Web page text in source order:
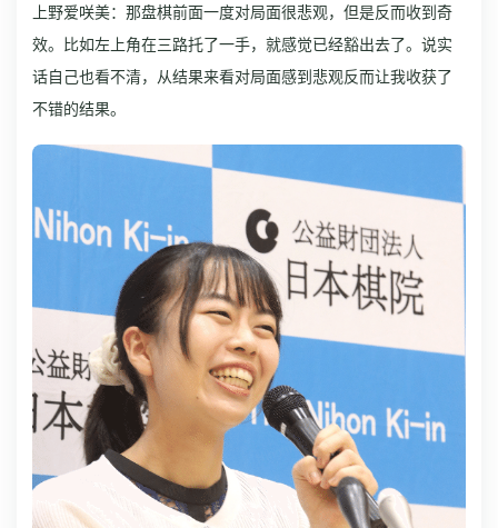
上野爱咲美：那盘棋前面一度对局面很悲观，但是反而收到奇
效。比如左上角在三路托了一手，就感觉已经豁出去了。说实
话自己也看不清，从结果来看对局面感到悲观反而让我收获了
不错的结果。